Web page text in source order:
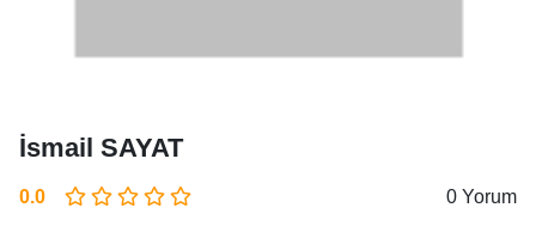
İsmail SAYAT
0.0 0 Yorum